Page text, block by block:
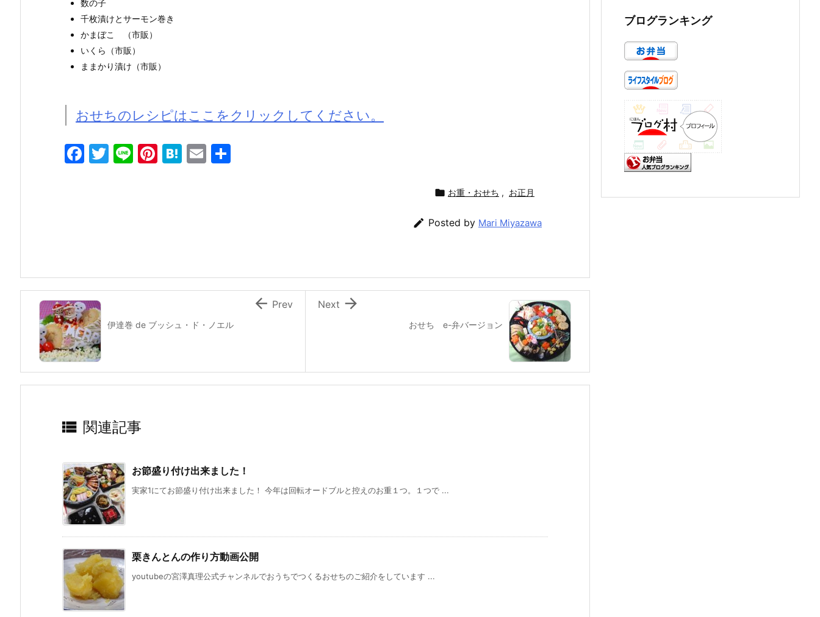
数の子
千枚漬けとサーモン巻き
かまぼこ （市販）
いくら（市販）
ままかり漬け（市販）
おせちのレシピはここをクリックしてください。
F
k
T
Li Pi H
E
 お重・おせち , お正月
 Posted by Mari Miyazawa
おせち e-弁バージョン

Next
伊達巻 de ブッシュ・ド・ノエル
 Prev
 関連記事
お節盛り付け出来ました！
実家1にてお節盛り付け出来ました！ 今年は回転オードブルと控えのお重１つ。１つで ...
栗きんとんの作り方動画公開
youtubeの宮澤真理公式チャンネルでおうちでつくるおせちのご紹介をしています ...
ブログランキング